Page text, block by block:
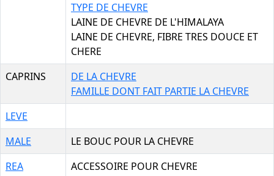
TYPE DE CHEVRE
LAINE DE CHEVRE DE L'HIMALAYA
LAINE DE CHEVRE, FIBRE TRES DOUCE ET
CHERE
CAPRINS
DE LA CHEVRE
FAMILLE DONT FAIT PARTIE LA CHEVRE
LEVE
MALE
LE BOUC POUR LA CHEVRE
REA
ACCESSOIRE POUR CHEVRE